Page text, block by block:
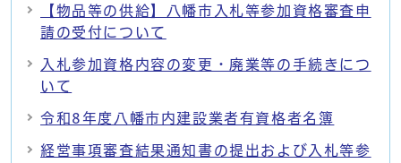
【物品等の供給】八幡市入札等参加資格審査申
請の受付について
入札参加資格内容の変更・廃業等の手続きにつ
いて
令和8年度八幡市内建設業者有資格者名簿
経営事項審査結果通知書の提出および入札等参